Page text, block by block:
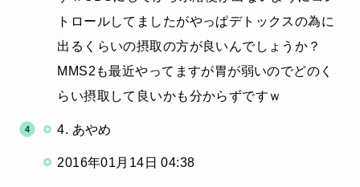
トロールしてましたがやっぱデトックスの為に
出るくらいの摂取の方が良いんでしょうか？
MMS2も最近やってますが胃が弱いのでどのく
らい摂取して良いかも分からずですｗ
4. あやめ
2016年01月14日 04:38